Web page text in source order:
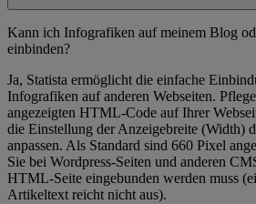
Kann ich Infografiken auf meinem Blog
einbinden?
Ja, Statista ermöglicht die einfache
Infografiken auf anderen Webseiten.
angezeigten HTML-Code auf Ihrer
die Einstellung der Anzeigebreite (Width)
anpassen. Als Standard sind 660 Pixel
Sie bei Wordpress-Seiten und anderen
HTML-Seite eingebunden werden muss
Artikeltext reicht nicht aus).